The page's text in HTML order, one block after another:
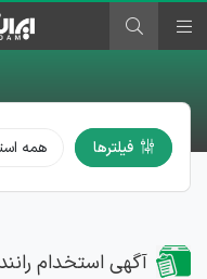
فیلترها همه
آگهی استخدام